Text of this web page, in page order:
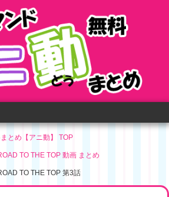
とめ【アニ動】 TOP
TO THE TOP 動画 まとめ
TO THE TOP 第3話